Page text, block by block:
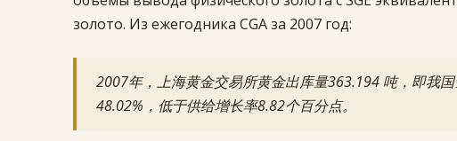
золото. Из ежегодника CGA за 2007 год:
2007年，上海黄金交易所黄金出库量363.194 吨，即我
48.02%，低于供给增长率8.82个百分点。